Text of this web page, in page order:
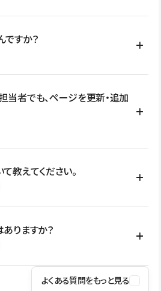
そのまま移行されるわけではないた
ザイン、CMS設計、URL・リダイレク
サイトや、複数部門での運用、権限管
存システムとの連携など、個別の要件が
せください。
ですか？
歴の期間、CMS利用数の上限、権限
に異なります。詳しくは料金プランペ
当者でも、ページを更新・追加
を活用して更新範囲を設計しておく
い状態で運用できます。 さらにコン
えずに更新作業を進めやすくなりま
教えてください。
ービスを安全に利用できるよう、通信
クセス管理、脆弱性対策など、複数の観
化に対応しており、悪質なスクリプトの
りますか？
、ヘルプセンターでご確認いただけま
よくある質問をもっと見る